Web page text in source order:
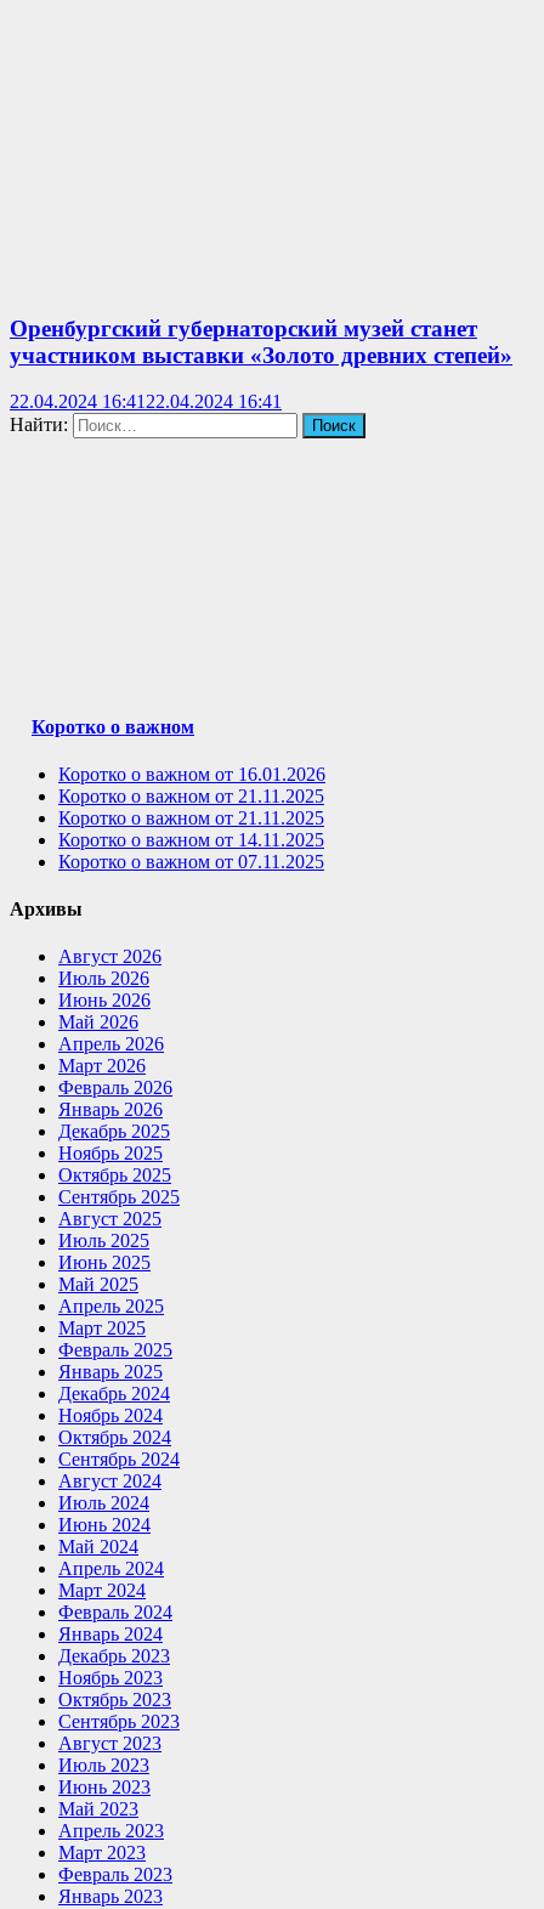
Оренбургский губернаторский музей станет
участником выставки «Золото древних степей»
22.04.2024 16:41 22.04.2024 16:41
Найти:
Коротко о важном
Коротко о важном от 16.01.2026
Коротко о важном от 21.11.2025
Коротко о важном от 21.11.2025
Коротко о важном от 14.11.2025
Коротко о важном от 07.11.2025
Архивы
Август 2026
Июль 2026
Июнь 2026
Май 2026
Апрель 2026
Март 2026
Февраль 2026
Январь 2026
Декабрь 2025
Ноябрь 2025
Октябрь 2025
Сентябрь 2025
Август 2025
Июль 2025
Июнь 2025
Май 2025
Апрель 2025
Март 2025
Февраль 2025
Январь 2025
Декабрь 2024
Ноябрь 2024
Октябрь 2024
Сентябрь 2024
Август 2024
Июль 2024
Июнь 2024
Май 2024
Апрель 2024
Март 2024
Февраль 2024
Январь 2024
Декабрь 2023
Ноябрь 2023
Октябрь 2023
Сентябрь 2023
Август 2023
Июль 2023
Июнь 2023
Май 2023
Апрель 2023
Март 2023
Февраль 2023
Январь 2023